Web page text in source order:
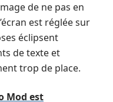
de ne pas en
est réglée sur
éclipsent
de texte et
trop de place.
Mod est